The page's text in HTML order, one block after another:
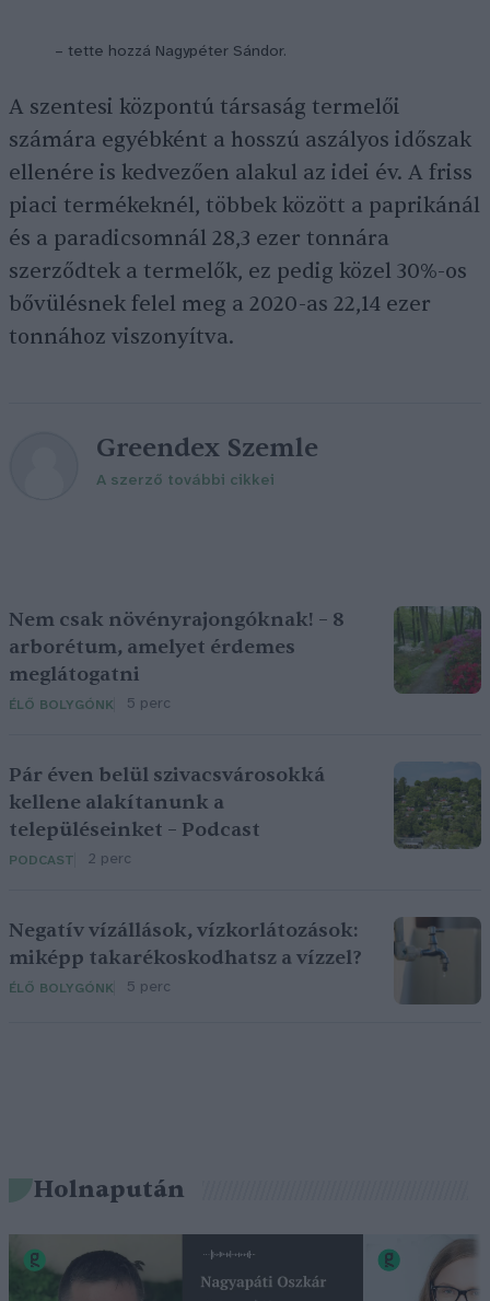
– tette hozzá Nagypéter Sándor.
A szentesi központú társaság termelői
számára egyébként a hosszú aszályos időszak
ellenére is kedvezően alakul az idei év. A friss
piaci termékeknél, többek között a paprikánál
és a paradicsomnál 28,3 ezer tonnára
szerződtek a termelők, ez pedig közel 30%-os
bővülésnek felel meg a 2020-as 22,14 ezer
tonnához viszonyítva.
Greendex Szemle
A szerző további cikkei
Nem csak növényrajongóknak! – 8
arborétum, amelyet érdemes
meglátogatni
ÉLŐ BOLYGÓNK 5 perc
Pár éven belül szivacsvárosokká
kellene alakítanunk a
településeinket – Podcast
PODCAST 2 perc
Negatív vízállások, vízkorlátozások:
miképp takarékoskodhatsz a vízzel?
ÉLŐ BOLYGÓNK 5 perc
Holnapután